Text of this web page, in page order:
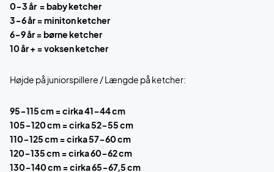
0-3 år = baby ketcher
3-6 år = miniton ketcher
6-9 år = børne ketcher
10 år + = voksen ketcher
Højde på juniorspillere / Længde på ketcher:
95-115 cm = cirka 41-44 cm
105-120 cm = cirka 52-55 cm
110-125 cm = cirka 57-60 cm
120-135 cm = cirka 60-62 cm
130-140 cm = cirka 65-67,5 cm